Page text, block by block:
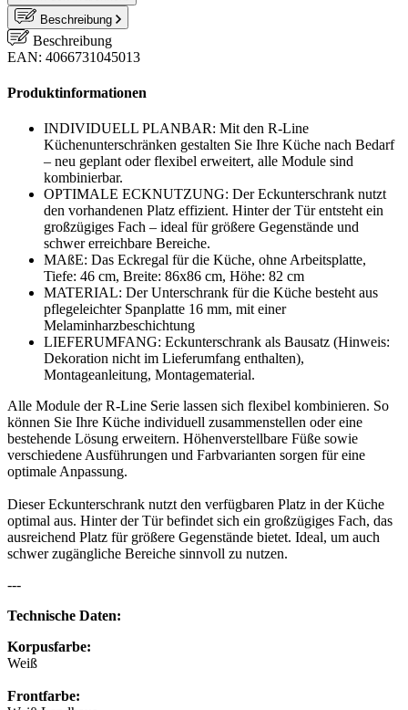
Beschreibung
Beschreibung
EAN: 4066731045013
Produktinformationen
INDIVIDUELL PLANBAR: Mit den R-Line
Küchenunterschränken gestalten Sie Ihre Küche nach Bedarf
– neu geplant oder flexibel erweitert, alle Module sind
kombinierbar.
OPTIMALE ECKNUTZUNG: Der Eckunterschrank nutzt
den vorhandenen Platz effizient. Hinter der Tür entsteht ein
großzügiges Fach – ideal für größere Gegenstände und
schwer erreichbare Bereiche.
MAßE: Das Eckregal für die Küche, ohne Arbeitsplatte,
Tiefe: 46 cm, Breite: 86x86 cm, Höhe: 82 cm
MATERIAL: Der Unterschrank für die Küche besteht aus
pflegeleichter Spanplatte 16 mm, mit einer
Melaminharzbeschichtung
LIEFERUMFANG: Eckunterschrank als Bausatz (Hinweis:
Dekoration nicht im Lieferumfang enthalten),
Montageanleitung, Montagematerial.
Alle Module der R-Line Serie lassen sich flexibel kombinieren. So
können Sie Ihre Küche individuell zusammenstellen oder eine
bestehende Lösung erweitern. Höhenverstellbare Füße sowie
verschiedene Ausführungen und Farbvarianten sorgen für eine
optimale Anpassung.
Dieser Eckunterschrank nutzt den verfügbaren Platz in der Küche
optimal aus. Hinter der Tür befindet sich ein großzügiges Fach, das
ausreichend Platz für größere Gegenstände bietet. Ideal, um auch
schwer zugängliche Bereiche sinnvoll zu nutzen.
---
Technische Daten:
Korpusfarbe:
Weiß
Frontfarbe: